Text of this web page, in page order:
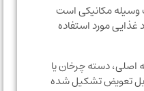
مکانیکی است
مورد استفاده
دسته چرخان یا
تشکیل شده